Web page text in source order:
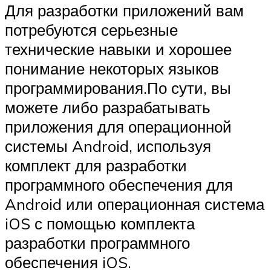
Для разработки приложений вам
потребуются серьезные
технические навыки и хорошее
понимание некоторых языков
программирования.По сути, вы
можете либо разрабатывать
приложения для операционной
системы Android, используя
комплект для разработки
программного обеспечения для
Android или операционная система
iOS с помощью комплекта
разработки программного
обеспечения iOS.